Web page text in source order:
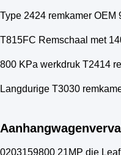
Type 2424 remkamer OEM
T815FC Remschaal met
800 KPa werkdruk T2414
Langdurige T3030
0203159800 21MP die